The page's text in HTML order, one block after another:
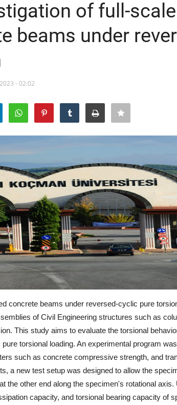
of full-scale
beams under
- 02:02
concrete beams under reversed-cyclic pure
of Civil Engineering structures such as
This study aims to evaluate the torsional
torsional loading. An experimental program
such as concrete compressive strength, and
a new test setup was designed to allow the
the other end along the specimen's rotational axis.
capacity, and torsional bearing capacity of